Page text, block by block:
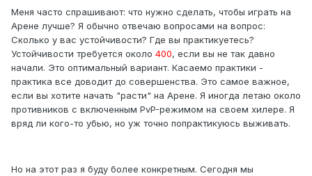
Меня часто спрашивают: что нужно сделать, чтобы играть на
Арене лучше? Я обычно отвечаю вопросами на вопрос:
Сколько у вас устойчивости? Где вы практикуетесь?
Устойчивости требуется около 400, если вы не так давно
начали. Это оптимальный вариант. Касаемо практики -
практика все доводит до совершенства. Это самое важное,
если вы хотите начать "расти" на Арене. Я иногда летаю около
противников с включенным PvP-режимом на своем хилере. Я
вряд ли кого-то убью, но уж точно попрактикуюсь выживать.
Но на этот раз я буду более конкретным. Сегодня мы